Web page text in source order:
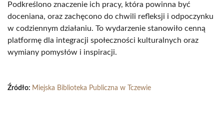
Podkreślono znaczenie ich pracy, która powinna być
doceniana, oraz zachęcono do chwili refleksji i odpoczynku
w codziennym działaniu. To wydarzenie stanowiło cenną
platformę dla integracji społeczności kulturalnych oraz
wymiany pomysłów i inspiracji.
Źródło: Miejska Biblioteka Publiczna w Tczewie